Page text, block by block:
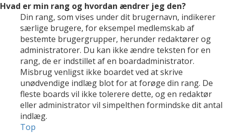
Hvad er min rang og hvordan ændrer jeg den?
Din rang, som vises under dit brugernavn, indikerer
særlige brugere, for eksempel medlemskab af
bestemte brugergrupper, herunder redaktører og
administratorer. Du kan ikke ændre teksten for en
rang, de er indstillet af en boardadministrator.
Misbrug venligst ikke boardet ved at skrive
unødvendige indlæg blot for at forøge din rang. De
fleste boards vil ikke tolerere dette, og en redaktør
eller administrator vil simpelthen formindske dit antal
indlæg.
Top